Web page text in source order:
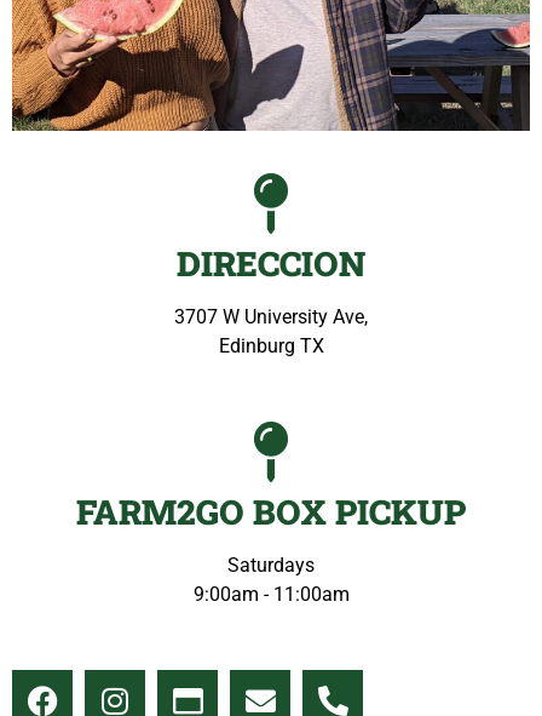
DIRECCION
3707 W University Ave,
Edinburg TX
FARM2GO BOX PICKUP
Saturdays
9:00am - 11:00am